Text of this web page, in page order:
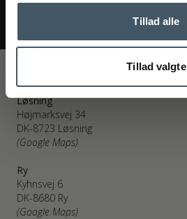
Tillad alle
Tillad valgte
Løsning
Højmarksvej 34
DK-8723 Løsning
(Google Maps)
Ry
Kyhnsvej 6
DK-8680 Ry
(Google Maps)